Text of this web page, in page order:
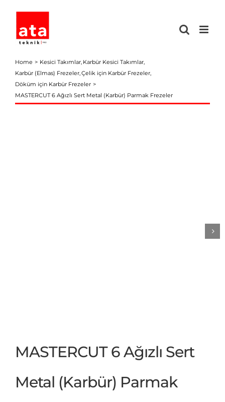
content
Home Kesici Takımlar Karbür Kesici Takımlar
Karbür (Elmas) Frezeler Çelik için Karbür Frezeler
Döküm için Karbür Frezeler
MASTERCUT 6 Ağızlı Sert Metal (Karbür) Parmak Frezeler
MASTERCUT 6 Ağızlı Sert
Metal (Karbür) Parmak